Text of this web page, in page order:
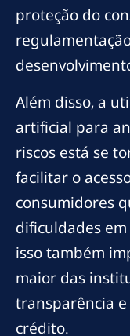
proteção do
Além disso, a
artificial para
riscos está se
facilitar o
consumidores
dificuldades
isso também
maior das
transparência e
crédito.